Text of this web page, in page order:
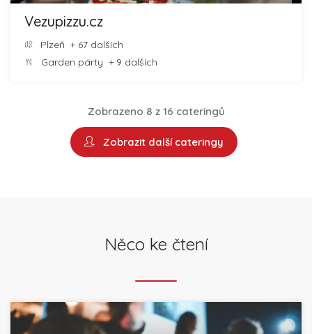
Vezupizzu.cz
Plzeň + 67 dalších
Garden párty + 9 dalších
Zobrazeno 8 z 16 cateringů
Zobrazit další cateringy
Něco ke čtení